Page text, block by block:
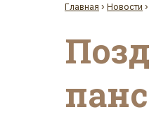
Главная › Новости ›